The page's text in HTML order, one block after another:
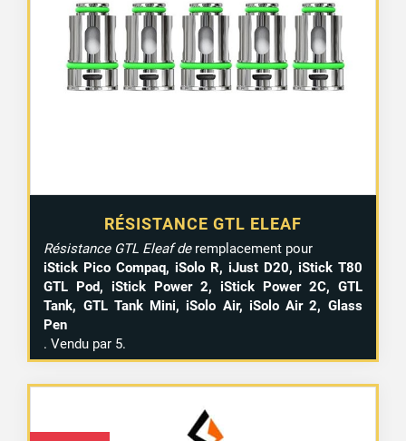
RÉSISTANCE GTL ELEAF
10,90 €
à
13,90 €
Résistance GTL Eleaf deremplacement pour
iStick Pico Compaq, iSolo R, iJust D20, iStick T80
GTL Pod, iStick Power 2, iStick Power 2C, GTL
Tank, GTL Tank Mini, iSolo Air, iSolo Air 2, Glass
Pen
. Vendu par 5.